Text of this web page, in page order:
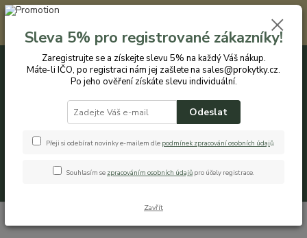
Registrovaným zákazníkům nabízíme slevu 5% na každý nákup. Máte-li
IČO, po registraci nám jej zašlete na sales@prokytky.cz. Po jeho ověření
získáte slevu individuální. Přejít na registraci →
CZK
+420 774 544 973 0ks
Sleva 5% pro registrované zákazníky!
Zaregistrujte se a získejte slevu 5% na každý Váš nákup.
Máte-li IČO, po registraci nám jej zašlete na sales@prokytky.cz.
Po jeho ověření získáte slevu individuální.
Odeslat
Přeji si odebírat novinky e-mailem dle podmínek zpracování osobních údajů.
Souhlasím se zpracováním osobních údajů pro účely registrace.
Zavřít